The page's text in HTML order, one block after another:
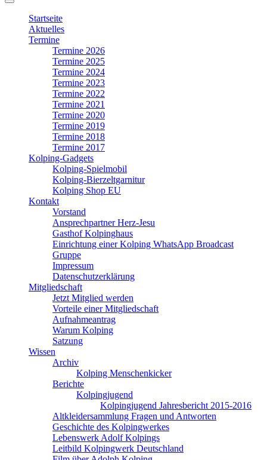
Suchfeld
ein-/ausblenden
Startseite
Aktuelles
Termine
Termine 2026
Termine 2025
Termine 2024
Termine 2023
Termine 2022
Termine 2021
Termine 2020
Termine 2019
Termine 2018
Termine 2017
Kolping-Gadgets
Kolping-Spielmobil
Kolping-Bierzeltgarnitur
Kolping Shop EU
Kontakt
Vorstand
Ansprechpartner Herz-Jesu
Gasthof Kolpinghaus
Einrichtung einer Kolping WhatsApp Broadcast
Gruppe
Impressum
Datenschutzerklärung
Mitgliedschaft
Jetzt Mitglied werden
Vorteile einer Mitgliedschaft
Aufnahmeantrag
Warum Kolping
Satzung
Wissen
Archiv
Kolping Menschenkicker
Berichte
Kolpingjugend
Kolpingjugend Jahresbericht 2015-2016
Altkleidersammlung Fragen und Antworten
Geschichte des Kolpingwerkes
Lebenswerk Adolf Kolpings
Leitbild Kolpingwerk Deutschland